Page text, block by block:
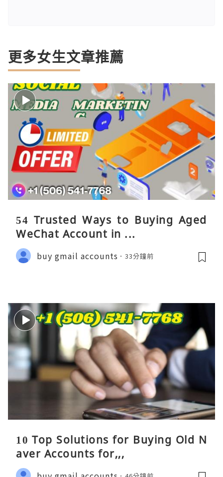
更多女生文章推薦
54 Trusted Ways to Buying Aged
WeChat Account in ...
buy gmail accounts 33分鐘前
10 Top Solutions for Buying Old N
aver Accounts for,,,